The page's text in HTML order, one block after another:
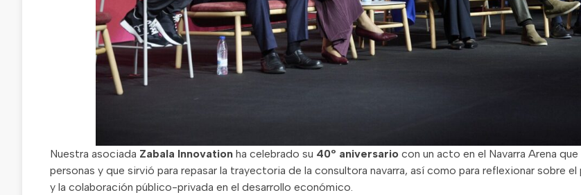
Nuestra asociada Zabala Innovation ha celebrado su 40º aniversario con un acto en el Navarra Arena
personas y que sirvió para repasar la trayectoria de la consultora navarra, así como para reflexionar sobre el
y la colaboración público-privada en el desarrollo económico.